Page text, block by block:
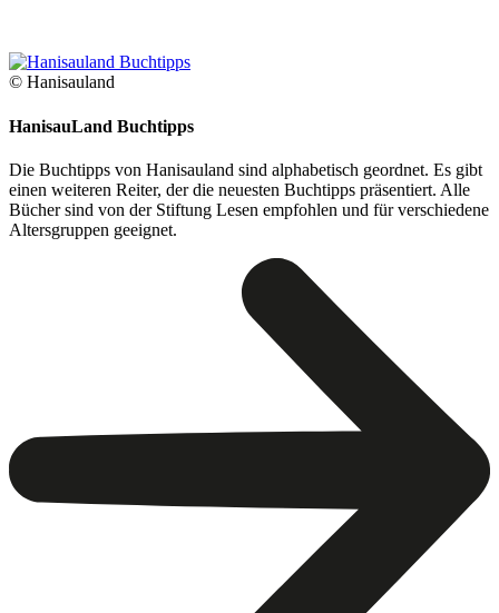
© Hanisauland
HanisauLand Buchtipps
Die Buchtipps von Hanisauland sind alphabetisch geordnet. Es gibt
einen weiteren Reiter, der die neuesten Buchtipps präsentiert. Alle
Bücher sind von der Stiftung Lesen empfohlen und für verschiedene
Altersgruppen geeignet.